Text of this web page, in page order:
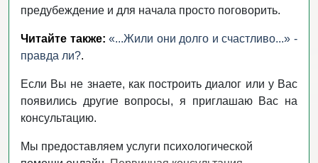
предубеждение и для начала просто поговорить.
Читайте также: «...Жили они долго и счастливо...» -
правда ли?.
Если Вы не знаете, как построить диалог или у Вас
появились другие вопросы, я приглашаю Вас на
консультацию.
Мы предоставляем услуги психологической